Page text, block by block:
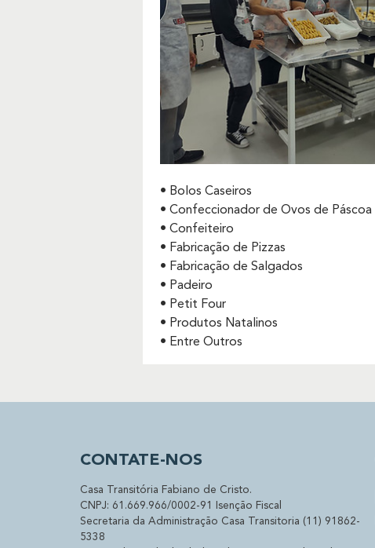
• Bolos Caseiros
• Confeccionador de Ovos de Páscoa
• Confeiteiro
• Fabricação de Pizzas
• Fabricação de Salgados
• Padeiro
• Petit Four
• Produtos Natalinos
• Entre Outros
CONTATE-NOS
Casa Transitória Fabiano de Cristo.
CNPJ: 61.669.966/0002-91 Isenção Fiscal
Secretaria da Administração Casa Transitoria (11) 91862-
5338